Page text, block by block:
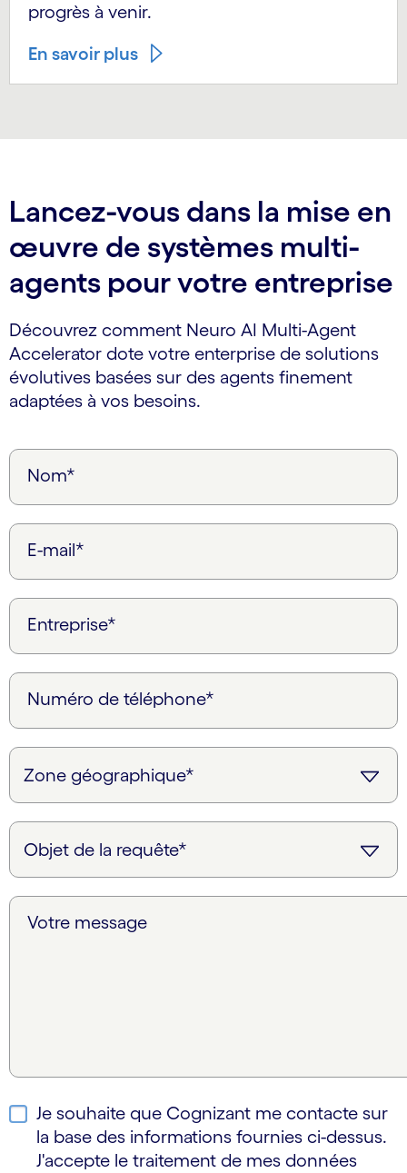
progrès à venir.
En savoir plus
Lancez-vous dans la mise en
œuvre de systèmes multi-
agents pour votre entreprise
Découvrez comment Neuro AI Multi-Agent
Accelerator dote votre enterprise de solutions
évolutives basées sur des agents finement
adaptées à vos besoins.
Nom*
E-mail*
Entreprise*
Numéro de téléphone*
Votre message
Je souhaite que Cognizant me contacte sur
la base des informations fournies ci-dessus.
J'accepte le traitement de mes données